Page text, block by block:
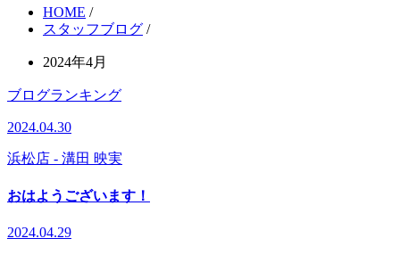
HOME /
スタッフブログ /
2024年4月
ブログランキング
2024.04.30
浜松店 - 溝田 映実
おはようございます！
2024.04.29